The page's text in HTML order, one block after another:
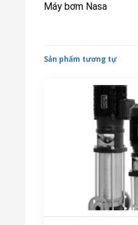
Máy bơm Nasa
Sản phẩm tương tự